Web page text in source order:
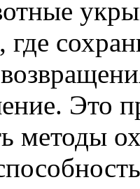
где
Это
методы